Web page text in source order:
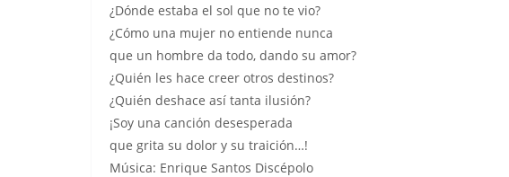
¿Dónde estaba el sol que no te vio?
¿Cómo una mujer no entiende nunca
que un hombre da todo, dando su amor?
¿Quién les hace creer otros destinos?
¿Quién deshace así tanta ilusión?
¡Soy una canción desesperada
que grita su dolor y su traición…!
Música: Enrique Santos Discépolo